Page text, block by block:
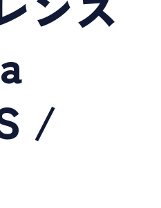
/